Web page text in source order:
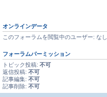
オンラインデータ
このフォーラムを閲覧中のユーザー: なし
フォーラムパーミッション
トピック投稿: 不可
返信投稿: 不可
記事編集: 不可
記事削除: 不可